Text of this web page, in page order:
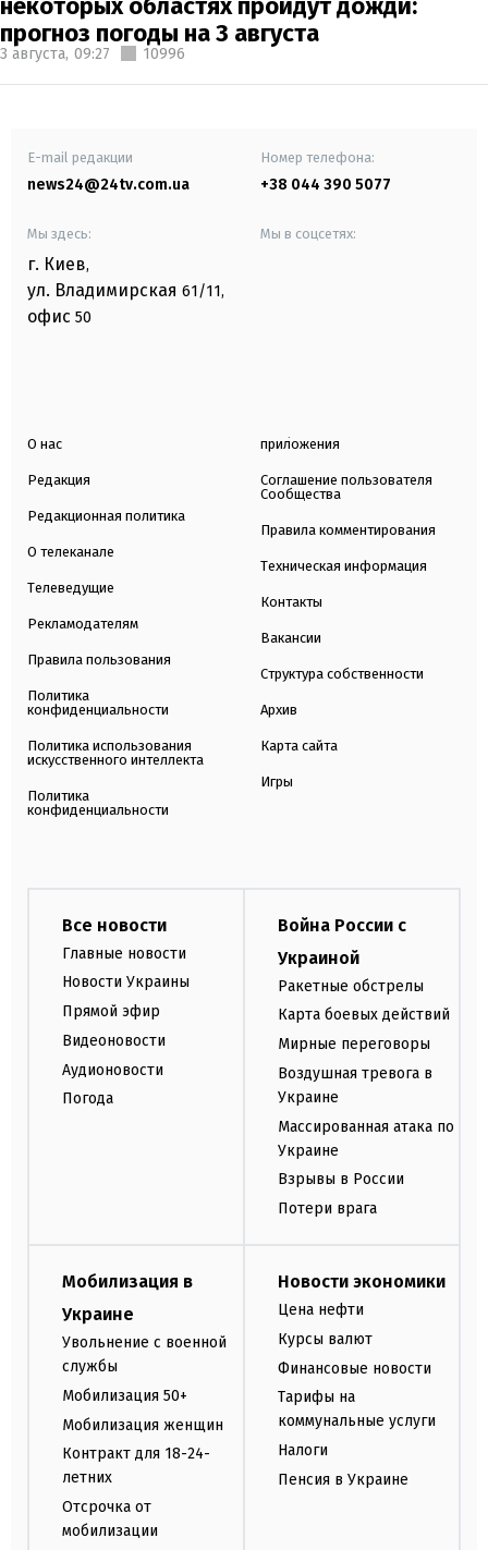
прогноз погоды на 3 августа
3 августа, 09:27 10996
E-mail редакции
news24@24tv.com.ua
Номер телефона:
+38 044 390 5077
Мы здесь:
г. Киев,
ул. Владимирская 61/11,
офис 50
Мы в соцсетях:
О нас
Редакция
Редакционная политика
О телеканале
Телеведущие
Рекламодателям
Правила пользования
Политика
конфиденциальности
Политика использования
искусственного интеллекта
Политика
конфиденциальности
приложения
Соглашение пользователя
Сообщества
Правила комментирования
Техническая информация
Контакты
Вакансии
Структура собственности
Архив
Карта сайта
Игры
Все новости
Главные новости
Новости Украины
Прямой эфир
Видеоновости
Аудионовости
Погода
Война России с
Украиной
Ракетные обстрелы
Карта боевых действий
Мирные переговоры
Воздушная тревога в
Украине
Массированная атака по
Украине
Взрывы в России
Потери врага
Мобилизация в
Украине
Увольнение с военной
службы
Мобилизация 50+
Мобилизация женщин
Контракт для 18-24-
летних
Отсрочка от
мобилизации
Новости экономики
Цена нефти
Курсы валют
Финансовые новости
Тарифы на
коммунальные услуги
Налоги
Пенсия в Украине